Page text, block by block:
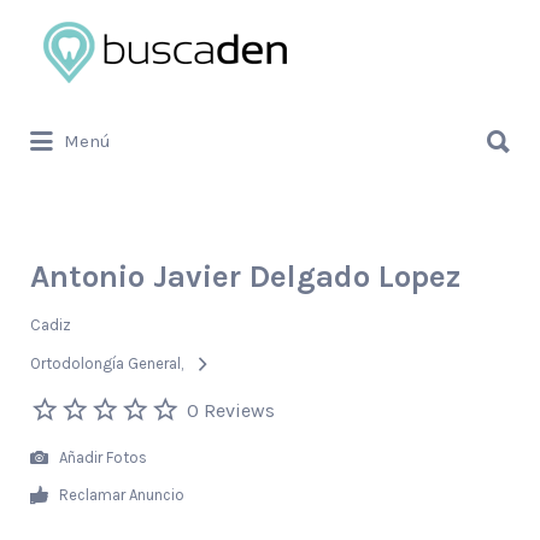
Buscar
por:
Menú
por:
Antonio Javier Delgado Lopez
Cadiz
Ortodolongía General
0 Reviews
Añadir Fotos
Reclamar Anuncio